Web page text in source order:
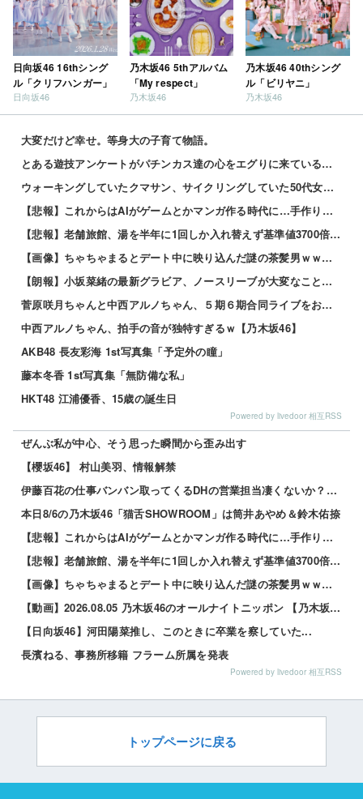
日向坂46 16thシング
ル「クリフハンガー」
日向坂46
乃木坂46 5thアルバム
「My respect」
乃木坂46
乃木坂46 40thシング
ル「ビリヤニ」
乃木坂46
大変だけど幸せ。等身大の子育て物語。
とある遊技アンケートがパチンカス達の心をエグりに来ていると話題ｗｗｗｗｗ
ウォーキングしていたクマサン、サイクリングしていた50代女性に遭遇
【悲報】これからはAIがゲームとかマンガ作る時代に…手作りはオワコン？ 他
【悲報】老舗旅館、湯を半年に1回しか入れ替えず基準値3700倍のレジオネラ菌増殖…その理由がこれｗｗ...
【画像】ちゃちゃまるとデート中に映り込んだ謎の茶髪男ｗｗｗｗｗ 他
【朗報】小坂菜緒の最新グラビア、ノースリーブが大変なことになってるって...
菅原咲月ちゃんと中西アルノちゃん、５期６期合同ライブをおねだり！！！【乃木坂46】
中西アルノちゃん、拍手の音が独特すぎるｗ【乃木坂46】
AKB48 長友彩海 1st写真集「予定外の瞳」
藤本冬香 1st写真集「無防備な私」
HKT48 江浦優香、15歳の誕生日
Powered by livedoor 相互RSS
ぜんぶ私が中心、そう思った瞬間から歪み出す
【櫻坂46】 村山美羽、情報解禁
伊藤百花の仕事バンバン取ってくるDHの営業担当凄くないか？今年のボーナス凄いことになりそう！！【AK...
本日8/6の乃木坂46「猫舌SHOWROOM」は筒井あやめ＆鈴木佑捺
【悲報】これからはAIがゲームとかマンガ作る時代に…手作りはオワコン？ 他
【悲報】老舗旅館、湯を半年に1回しか入れ替えず基準値3700倍のレジオネラ菌増殖…その理由がこれｗｗ...
【画像】ちゃちゃまるとデート中に映り込んだ謎の茶髪男ｗｗｗｗｗ 他
【動画】2026.08.05 乃木坂46のオールナイトニッポン 【乃木坂46 井上和】
【日向坂46】河田陽菜推し、このときに卒業を察していた...
長濱ねる、事務所移籍 フラーム所属を発表
Powered by livedoor 相互RSS
トップページに戻る